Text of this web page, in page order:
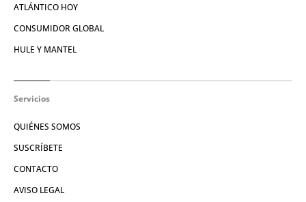
ATLÁNTICO HOY
CONSUMIDOR GLOBAL
HULE Y MANTEL
Servicios
QUIÉNES SOMOS
SUSCRÍBETE
CONTACTO
AVISO LEGAL